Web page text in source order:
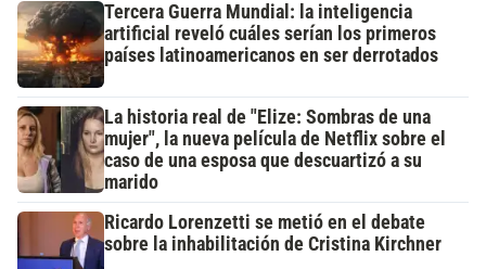
Tercera Guerra Mundial: la inteligencia
artificial reveló cuáles serían los primeros
países latinoamericanos en ser derrotados
La historia real de "Elize: Sombras de una
mujer", la nueva película de Netflix sobre el
caso de una esposa que descuartizó a su
marido
Ricardo Lorenzetti se metió en el debate
sobre la inhabilitación de Cristina Kirchner